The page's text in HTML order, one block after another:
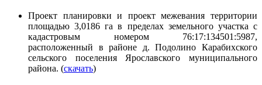
​​​​​​​Проект планировки и проект межевания территории
площадью 3,0186 га в пределах земельного участка с
кадастровым номером 76:17:134501:5987,
расположенный в районе д. Подолино Карабихского
сельского поселения Ярославского муниципального
района. (скачать)